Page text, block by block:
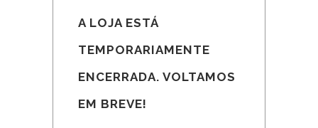
A LOJA ESTÁ
TEMPORARIAMENTE
ENCERRADA. VOLTAMOS
EM BREVE!